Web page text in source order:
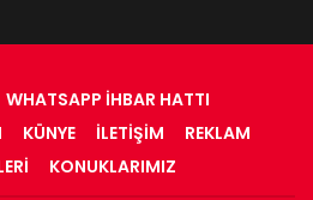
WHATSAPP İHBAR HATTI
KÜNYE İLETIŞIM
REKLAM
KONUKLARIMIZ